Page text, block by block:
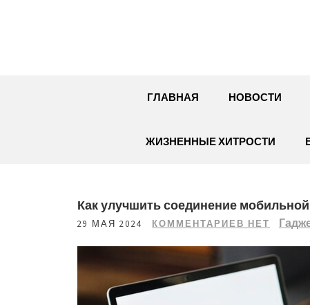
ГЛАВНАЯ НОВОСТИ
ЖИЗНЕННЫЕ ХИТРОСТИ
Как улучшить соединение
29 МАЯ 2024 КОММЕНТАРИЕВ НЕТ